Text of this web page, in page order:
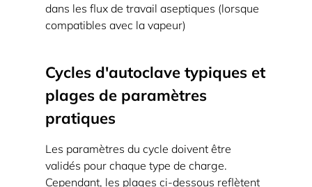
de
cycle
Règles
de
chargement
qui
la
pénétration
dans les flux de travail aseptiques (lorsque
compatibles avec la vapeur)
Cycles d'autoclave typiques et
plages de paramètres
pratiques
Les paramètres du cycle doivent être
validés pour chaque type de charge.
Cependant, les plages ci-dessous reflètent